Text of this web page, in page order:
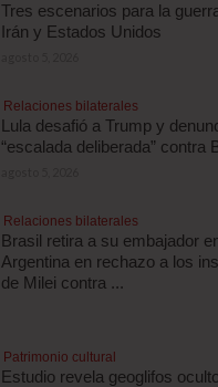
Tres escenarios para la
Irán y Estados Unidos
Relaciones bilaterales
Lula desafió a Trump y
“escalada deliberada” contra
Relaciones bilaterales
Brasil retira a su embajador
Argentina en rechazo a los
de Milei contra ...
Patrimonio cultural
Estudio revela geoglifos